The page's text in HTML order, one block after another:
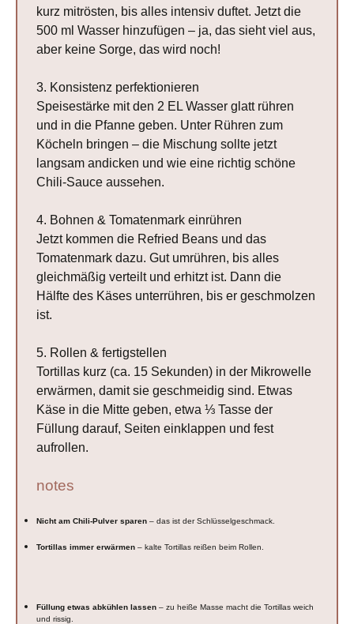
kurz mitrösten, bis alles intensiv duftet. Jetzt die
500 ml Wasser hinzufügen – ja, das sieht viel aus,
aber keine Sorge, das wird noch!
3. Konsistenz perfektionieren
Speisestärke mit den 2 EL Wasser glatt rühren
und in die Pfanne geben. Unter Rühren zum
Köcheln bringen – die Mischung sollte jetzt
langsam andicken und wie eine richtig schöne
Chili-Sauce aussehen.
4. Bohnen & Tomatenmark einrühren
Jetzt kommen die Refried Beans und das
Tomatenmark dazu. Gut umrühren, bis alles
gleichmäßig verteilt und erhitzt ist. Dann die
Hälfte des Käses unterrühren, bis er geschmolzen
ist.
5. Rollen & fertigstellen
Tortillas kurz (ca. 15 Sekunden) in der Mikrowelle
erwärmen, damit sie geschmeidig sind. Etwas
Käse in die Mitte geben, etwa ⅓ Tasse der
Füllung darauf, Seiten einklappen und fest
aufrollen.
notes
Nicht am Chili-Pulver sparen – das ist der Schlüsselgeschmack.
Tortillas immer erwärmen – kalte Tortillas reißen beim Rollen.
Füllung etwas abkühlen lassen – zu heiße Masse macht die Tortillas weich
und rissig.